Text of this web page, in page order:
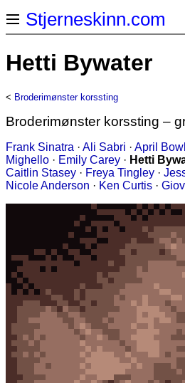
Stjerneskinn.com
Hetti Bywater
< Broderimønster korssting
Broderimønster korssting –
Frank Sinatra · Ali Sabri · April
Mighello · Emily Carey · Hetti
Caitlin Stasey · Freya Tingley ·
Nicole Anderson · Ken Curtis ·